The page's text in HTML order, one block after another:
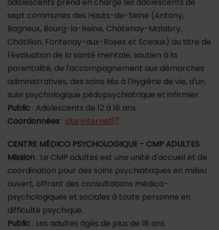
sept communes des Hauts-de-Seine (Antony,
Bagneux, Bourg-la-Reine, Châtenay-Malabry,
Châtillon, Fontenay-aux-Roses et Sceaux) au titre de
l'évaluation de la santé mentale, soutien à la
parentalité, de l'accompagnement aux démarches
administratives, des soins liés à l'hygiène de vie, d'un
suivi psychologique pédopsychiatrique et infirmier.
Public : Adolescents de 12 à 18 ans.
Coordonnées : site internet
CENTRE MÉDICO PSYCHOLOGIQUE - CMP ADULTES
Mission : Le CMP adultes est une unité d'accueil et de
coordination pour des soins psychiatriques en milieu
ouvert, offrant des consultations médico-
psychologiques et sociales à toute personne en
difficulté psychique.
Public : Les adultes âgés de plus de 18 ans.